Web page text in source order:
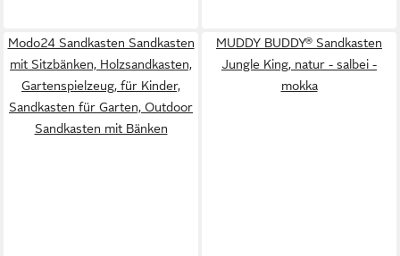
Modo24 Sandkasten Sandkasten
mit Sitzbänken, Holzsandkasten,
Gartenspielzeug, für Kinder,
Sandkasten für Garten, Outdoor
Sandkasten mit Bänken
MUDDY BUDDY® Sandkasten
Jungle King, natur - salbei -
mokka